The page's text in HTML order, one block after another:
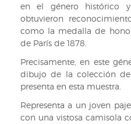
en el género histórico
obtuvieron
como la medalla de
de París de 1878.
Precisamente, en este
dibujo de la colección
presenta en esta muestra.
Representa a un joven
con una vistosa camisola